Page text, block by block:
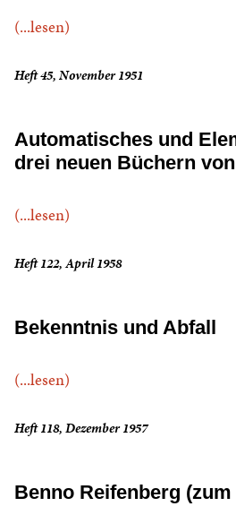
(...lesen)
Heft 45, November 1951
Automatisches und
drei neuen Büchern
(...lesen)
Heft 122, April 1958
Bekenntnis und Abfall
(...lesen)
Heft 118, Dezember 1957
Benno Reifenberg (zum